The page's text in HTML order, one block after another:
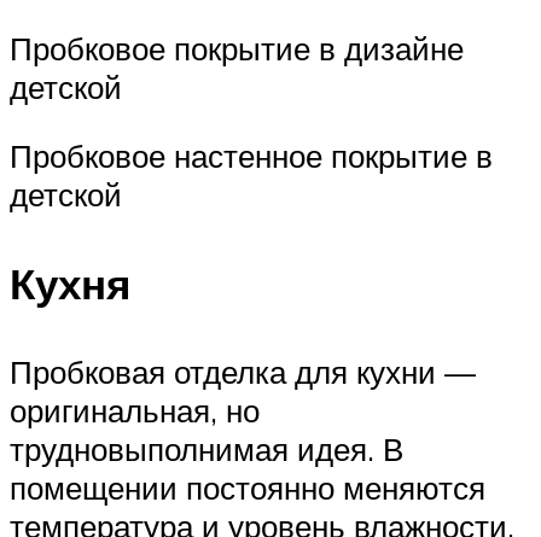
Пробковое покрытие в дизайне
детской
Пробковое настенное покрытие в
детской
Кухня
Пробковая отделка для кухни —
оригинальная, но
трудновыполнимая идея. В
помещении постоянно меняются
температура и уровень влажности,